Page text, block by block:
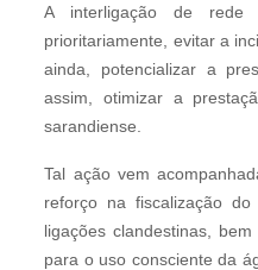
A interligação de rede
prioritariamente, evitar a
ainda, potencializar a
assim, otimizar a
sarandiense.
Tal ação vem
reforço na fiscalização
ligações clandestinas,
para o uso consciente da